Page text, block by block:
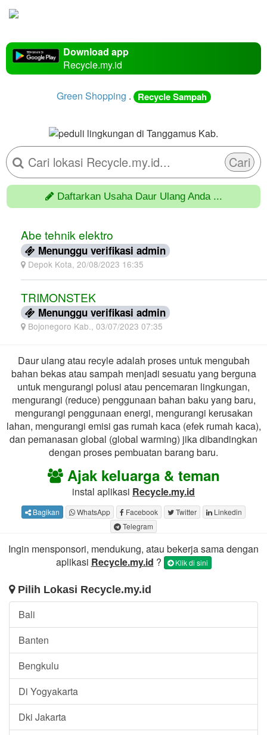
Download app
Recycle.my.id
Green Shopping . Recycle Sampah
Cari
Daftarkan Usaha Daur Ulang Anda ...
Abe tehnik elektro
Menunggu verifikasi admin
Depok Kota, 20/08/2023 16:35
TRIMONSTEK
Menunggu verifikasi admin
Bojonegoro Kab., 03/07/2023 07:35
Daur ulang atau recyle adalah proses untuk mengubah
bahan bekas atau sampah menjadi sesuatu yang berguna
untuk mengurangi polusi atau pencemaran lingkungan,
mengurangi (reduce) penggunaan bahan baku yang baru,
mengurangi penggunaan energi, mengurangi kerusakan
lahan, mengurangi emisi gas rumah kaca (efek rumah kaca),
dan pemanasan global (global warming) jika dibandingkan
dengan proses pembuatan barang baru.
Ajak keluarga & teman
instal aplikasi Recycle.my.id
Bagikan WhatsApp Facebook Twitter
Linkedin
Telegram
Ingin mensponsori, mendukung, atau bekerja sama dengan
aplikasi Recycle.my.id ? Klik di sini
Pilih Lokasi Recycle.my.id
Bali
Banten
Bengkulu
Di Yogyakarta
Dki Jakarta